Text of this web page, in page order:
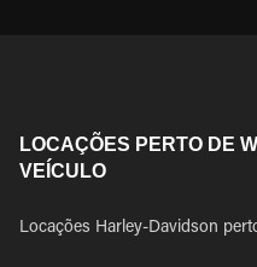
LOCAÇÕES PERTO DE
VEÍCULO
Locações Harley-Davidson